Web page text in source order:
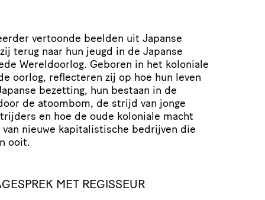
vertoonde beelden uit Japanse
terug naar hun jeugd in de Japanse
Wereldoorlog. Geboren in het koloniale
oorlog, reflecteren zij op hoe hun leven
bezetting, hun bestaan in de
de atoombom, de strijd van jonge
en hoe de oude koloniale macht
nieuwe kapitalistische bedrijven die
ooit.
MET REGISSEUR